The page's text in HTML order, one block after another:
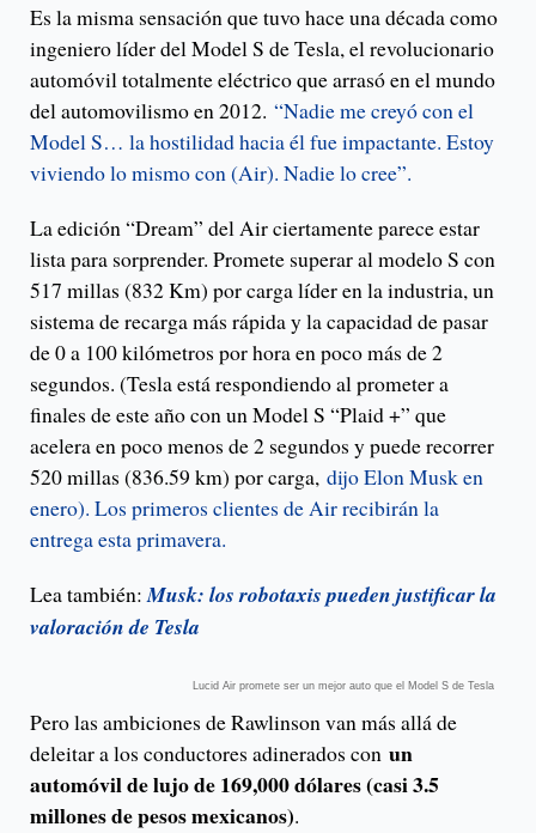
Es la misma sensación que tuvo hace una década como
ingeniero líder del Model S de Tesla, el revolucionario
automóvil totalmente eléctrico que arrasó en el mundo
del automovilismo en 2012. “Nadie me creyó con el
Model S… la hostilidad hacia él fue impactante. Estoy
viviendo lo mismo con (Air). Nadie lo cree”.
La edición “Dream” del Air ciertamente parece estar
lista para sorprender. Promete superar al modelo S con
517 millas (832 Km) por carga líder en la industria, un
sistema de recarga más rápida y la capacidad de pasar
de 0 a 100 kilómetros por hora en poco más de 2
segundos. (Tesla está respondiendo al prometer a
finales de este año con un Model S “Plaid +” que
acelera en poco menos de 2 segundos y puede recorrer
520 millas (836.59 km) por carga, dijo Elon Musk en
enero). Los primeros clientes de Air recibirán la
entrega esta primavera.
Lea también:Musk: los robotaxis pueden justificar la
valoración de Tesla
Lucid Air promete ser un mejor auto que el Model S de Tesla
Pero las ambiciones de Rawlinson van más allá de
deleitar a los conductores adinerados con un
automóvil de lujo de 169,000 dólares (casi 3.5
millones de pesos mexicanos).